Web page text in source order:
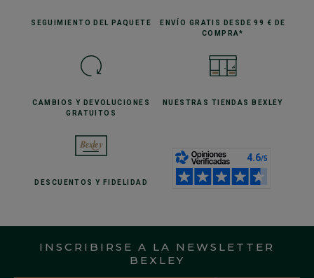
SEGUIMIENTO DEL PAQUETE ENVÍO GRATIS
DESDE 99 € DE
COMPRA*
CAMBIOS Y DEVOLUCIONES
GRATUITOS
NUESTRAS TIENDAS BEXLEY
DESCUENTOSY FIDELIDAD
INSCRIBIRSE A LA NEWSLETTER
BEXLEY